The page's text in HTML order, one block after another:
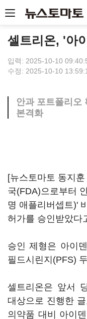
셀트리온, '아
입력: 2025-10-10
수정: 2025-10-10
안과 포트폴리
본격화
[뉴스토마토 동지
국(FDA)으로부터
명 애플리버셉트)'
허가를 승인받았다
승인 제형은 아이
필드시린지(PFS)
셀트리온은 앞서
대상으로 진행한
의약품 대비 아이